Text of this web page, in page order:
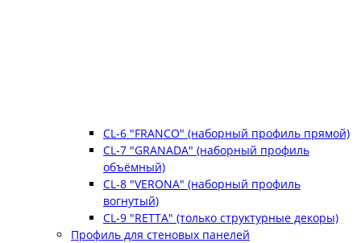
CL-6 "FRANCO" (наборный профиль прямой)
CL-7 "GRANADA" (наборный профиль
объёмный)
CL-8 "VERONA" (наборный профиль
вогнутый)
CL-9 "RETTA" (только структурные декоры)
Профиль для стеновых панелей